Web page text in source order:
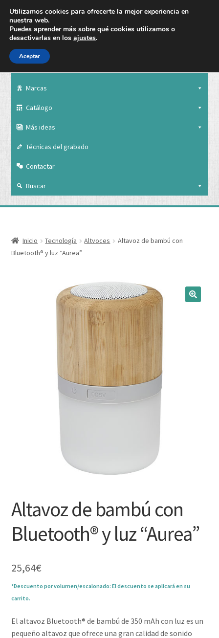
Marcas
Catálogo
Más ideas
Técnicas del grabado
Contactar
Buscar
Nuestra empresa
Catálogo
hijo
Técnicas del grabado
Inicio Tecnología Altvoces
Altavoz de bambú con
Bluetooth® y luz “Aurea”
Altavoz de bambú con
Bluetooth® y luz “Aurea”
25,64€
*Descuento por volumen/escalonado: El descuento se aplicará en su
carrito.
El altavoz Bluetooth® de bambú de 350 mAh con luz es un
pequeño altavoz que ofrece una gran calidad de sonido
Utilizamos cookies para ofrecerte la mejor experiencia en
nuestra web.
Puedes aprender más sobre qué cookies utilizamos o
desactivarlas en los ajustes.
Aceptar